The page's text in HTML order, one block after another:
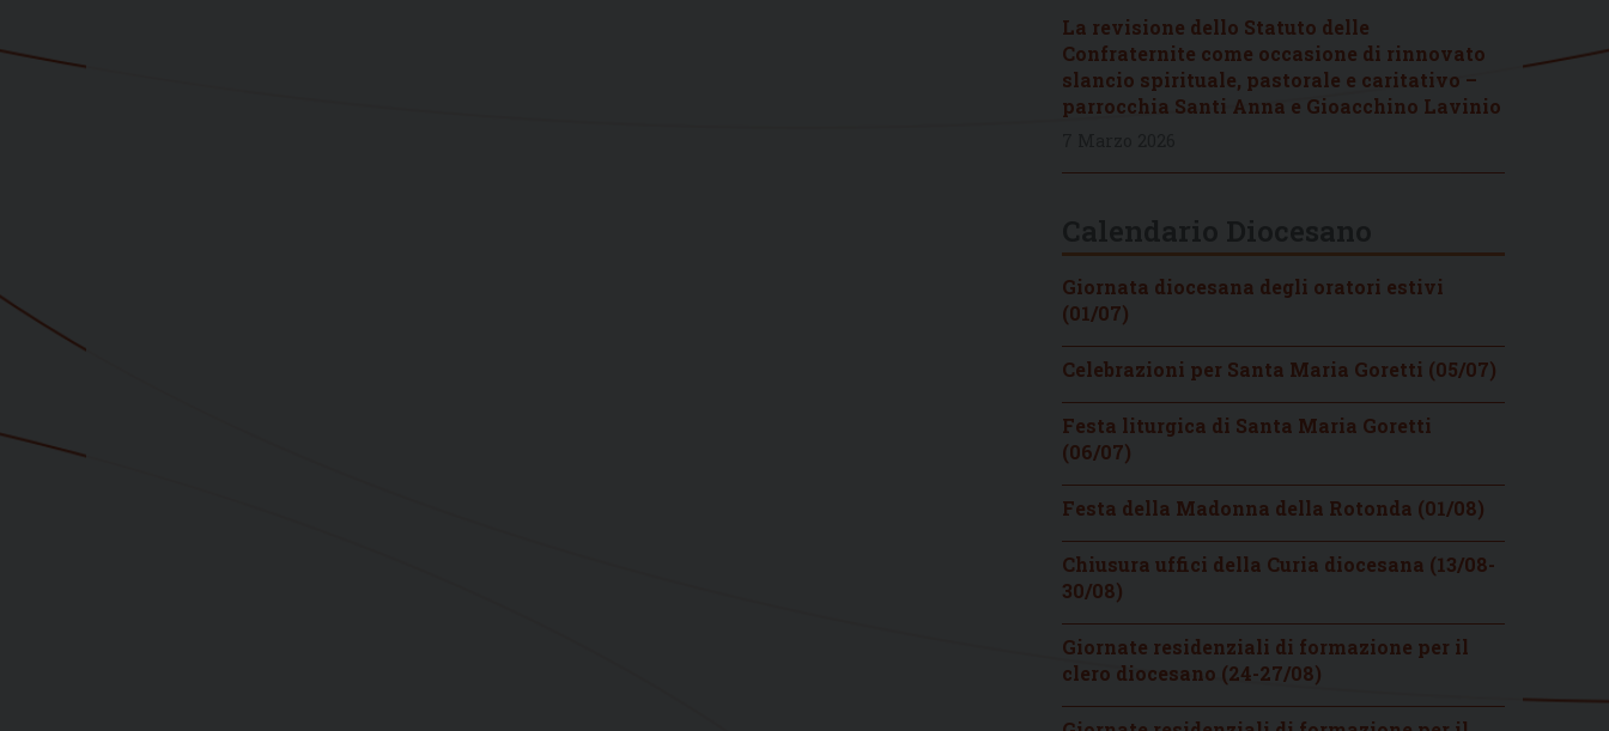
La revisione dello Statuto delle
Confraternite come occasione di rinnovato
slancio spirituale, pastorale e caritativo –
parrocchia Santi Anna e Gioacchino Lavinio
Giornata diocesana degli oratori estivi
(01/07)
Celebrazioni per Santa Maria Goretti (05/07)
Festa liturgica di Santa Maria Goretti
(06/07)
Festa della Madonna della Rotonda (01/08)
Chiusura uffici della Curia diocesana (13/08-
30/08)
Giornate residenziali di formazione per il
clero diocesano (24-27/08)